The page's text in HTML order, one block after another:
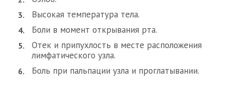
Высокая температура тела.
Боли в момент открывания рта.
Отек и припухлость в месте расположения
лимфатического узла.
Боль при пальпации узла и проглатывании.